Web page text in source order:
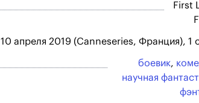
First
10 апреля 2019 (Canneseries, Франция), 1
боевик,
научная